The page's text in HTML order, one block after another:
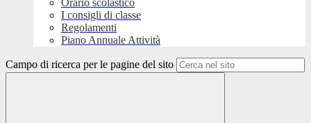
Orario scolastico
I consigli di classe
Regolamenti
Piano Annuale Attività
Campo di ricerca per le pagine del sito